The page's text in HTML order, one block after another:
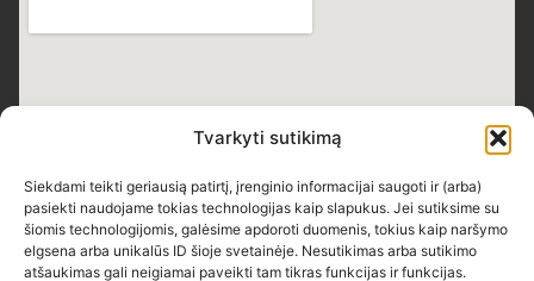
Tvarkyti sutikimą
Siekdami teikti geriausią patirtį, įrenginio informacijai saugoti ir (arba)
pasiekti naudojame tokias technologijas kaip slapukus. Jei sutiksime su
šiomis technologijomis, galėsime apdoroti duomenis, tokius kaip naršymo
elgsena arba unikalūs ID šioje svetainėje. Nesutikimas arba sutikimo
atšaukimas gali neigiamai paveikti tam tikras funkcijas ir funkcijas.